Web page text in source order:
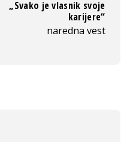
„Svako je vlasnik svoje
karijere“
naredna vest